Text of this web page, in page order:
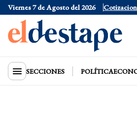
Viernes 7 de Agosto del 2026
CCL $1577.3 Euro $1688.03
SECCIONES POLÍTICA